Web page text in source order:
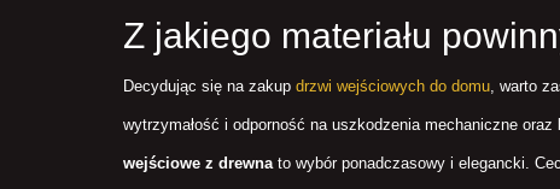
Z jakiego materiału
Decydując się na zakup drzwi wejściowych do domu, warto
wytrzymałość i odporność na uszkodzenia mechaniczne
wejściowe z drewnato wybór ponadczasowy i elegancki.